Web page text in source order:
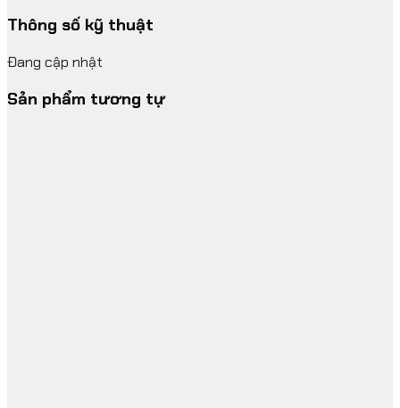
Thông số kỹ thuật
Đang cập nhật
Sản phẩm tương tự